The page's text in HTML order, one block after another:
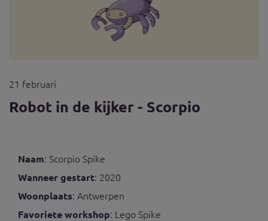
21 februari
Robot in de kijker - Scorpio
Naam: Scorpio Spike
Wanneer gestart: 2020
Woonplaats: Antwerpen
Favoriete workshop: Lego Spike